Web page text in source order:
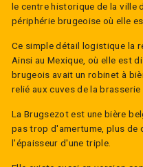
le centre historique de la ville
périphérie brugeoise où elle
Ce simple détail logistique la
Ainsi au Mexique, où elle est
brugeois avait un robinet à
relié aux cuves de la brasserie
La Brugsezot est une bière
pas trop d'amertume, plus de
l'épaisseur d'une triple.